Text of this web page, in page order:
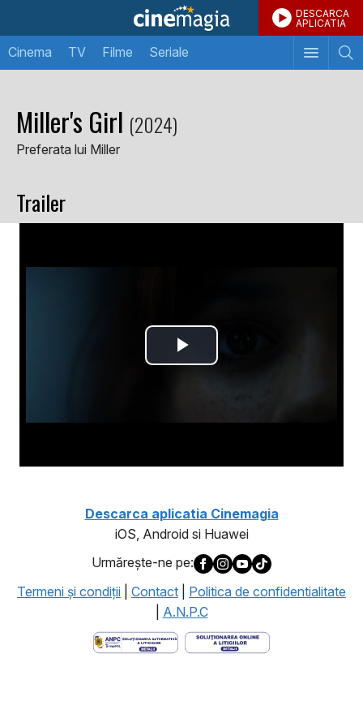
DESCARCA
APLICATIA
Cinema TV Filme Seriale
Miller's Girl (2024)
Preferata lui Miller
Trailer
Descarca aplicatia Cinemagia
iOS, Android si Huawei
Urmăreşte-ne pe:
Termeni şi condiţii
Contact
Politica de confidentialitate
A.N.P.C